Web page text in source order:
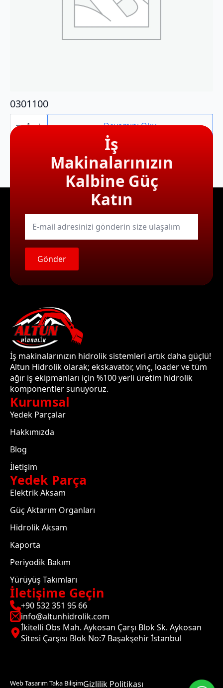
0301100
0301100
adet Devamını Oku
İş
Makinalarınızın
Kalbine Güç
Katın
E-
mail
Gönder
İş makinalarınızın hidrolik sistemleri artık daha güçlü!
Altun Hidrolik olarak; ekskavatör, vinç, loader ve tüm
ağır iş ekipmanları için %100 yerli üretim hidrolik
komponentler sunuyoruz.
Kurumsal
Yedek Parçalar
Hakkımızda
Blog
İletişim
Yedek Parça
Elektrik Aksam
Güç Aktarım Organları
Hidrolik Aksam
Kaporta
Periyodik Bakım
Yürüyüş Takımları
İletişime Geçin
+90 532 351 95 66
info@altunhidrolik.com
İkitelli Obs Mah. Aykosan Çarşı Blok Sk. Aykosan
Sitesi Çarşısı Blok No:7 Başakşehir İstanbul
Web Tasarım Taka BilişimGizlilik Politikası